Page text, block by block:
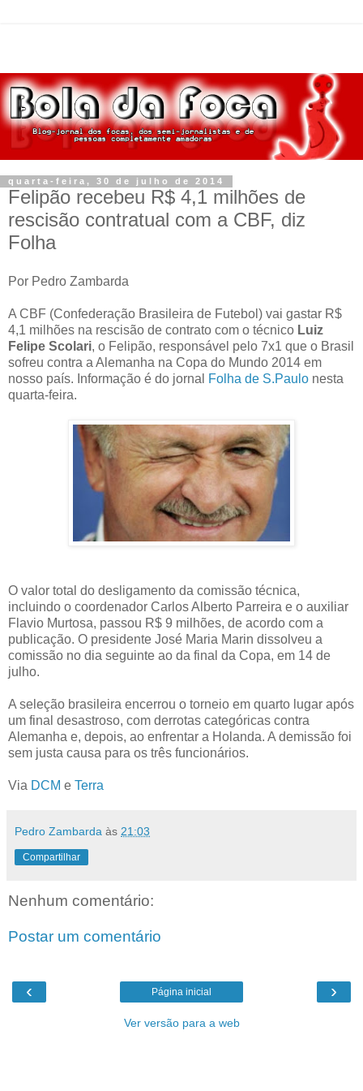
quarta-feira, 30 de julho de 2014
Felipão recebeu R$ 4,1 milhões de
rescisão contratual com a CBF, diz
Folha
Por Pedro Zambarda
A CBF (Confederação Brasileira de Futebol) vai gastar R$
4,1 milhões na rescisão de contrato com o técnico Luiz
Felipe Scolari, o Felipão, responsável pelo 7x1 que o Brasil
sofreu contra a Alemanha na Copa do Mundo 2014 em
nosso país. Informação é do jornal
Folha de S.Paulo nesta
quarta-feira.
O valor total do desligamento da comissão técnica,
incluindo o coordenador Carlos Alberto Parreira e o auxiliar
Flavio Murtosa, passou R$ 9 milhões, de acordo com a
publicação. O presidente José Maria Marin dissolveu a
comissão no dia seguinte ao da final da Copa, em 14 de
julho.
A seleção brasileira encerrou o torneio em quarto lugar após
um final desastroso, com derrotas categóricas contra
Alemanha e, depois, ao enfrentar a Holanda. A demissão foi
sem justa causa para os três funcionários.
Via DCM e Terra
Pedro Zambarda às 21:03
Compartilhar
Nenhum comentário:
Postar um comentário
‹ ›
Página inicial
Ver versão para a web